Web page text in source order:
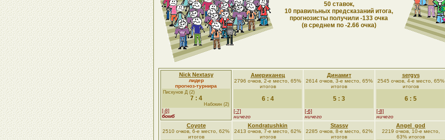
50 ставок,
10 правильных предсказаний итога,
прогнозисты получили -133 очка
(в среднем по -2.66 очка)
Nick Nextasy
лидер
прогноз-турнира
Пискунов Д (2)
7 : 4
Набокин (2)
[-8]
бомб
Американец
2796 очков, 2-е место, 65%
итогов
6 : 4
[-7]
ничего
Динамит
2614 очков, 3-е место, 65%
итогов
5 : 3
[-6]
ничего
sergys
2545 очков, 4-е место, 65%
итогов
6 : 5
[-8]
ничего
Coyote
2510 очков, 6-е место, 62%
итогов
Kondratushkin
2413 очков, 7-е место, 62%
итогов
Stassv
2285 очков, 8-е место, 62%
итогов
Angel_god
2219 очков, 10-е место,
63% итогов